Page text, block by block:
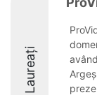
Laureați